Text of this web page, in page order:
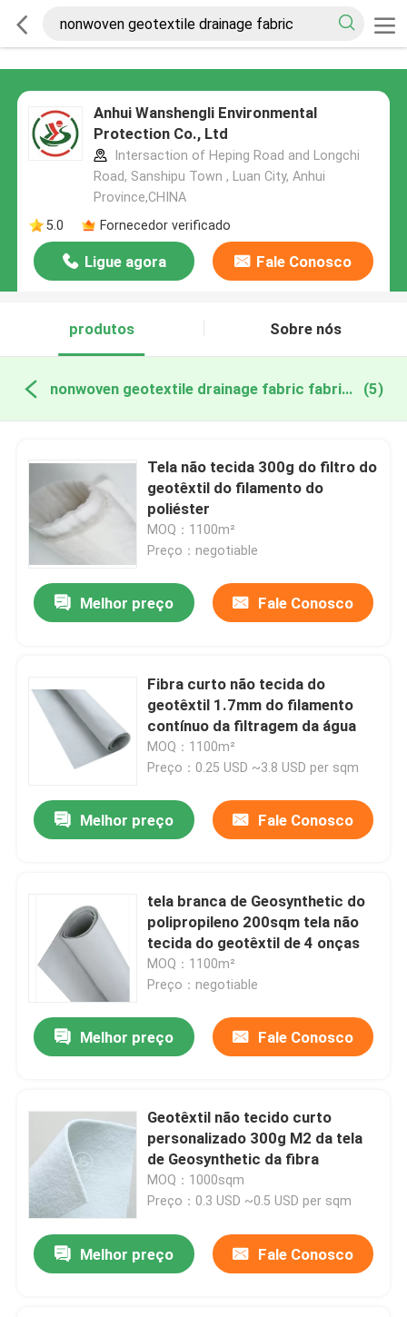
Anhui Wanshengli Environmental
Protection Co., Ltd
Intersaction of Heping Road and Longchi
Road, Sanshipu Town , Luan City, Anhui
Province,CHINA
5.0
Fornecedor verificado
Ligue agora Fale Conosco
produtos Sobre nós
nonwoven geotextile drainage fabric fabricação online (5)
Tela não tecida 300g do filtro do
geotêxtil do filamento do
poliéster
MOQ：1100m²
Preço：negotiable
Melhor preço Fale Conosco
Fibra curto não tecida do
geotêxtil 1.7mm do filamento
contínuo da filtragem da água
MOQ：1100m²
Preço：0.25 USD ~3.8 USD per sqm
Melhor preço Fale Conosco
tela branca de Geosynthetic do
polipropileno 200sqm tela não
tecida do geotêxtil de 4 onças
MOQ：1100m²
Preço：negotiable
Melhor preço Fale Conosco
Geotêxtil não tecido curto
personalizado 300g M2 da tela
de Geosynthetic da fibra
MOQ：1000sqm
Preço：0.3 USD ~0.5 USD per sqm
Melhor preço Fale Conosco